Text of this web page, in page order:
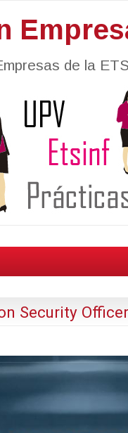
de la
Security Officer